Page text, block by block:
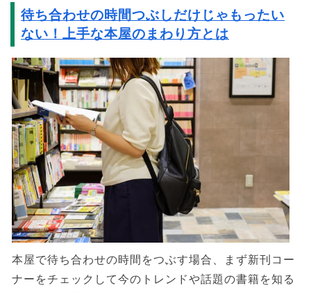
待ち合わせの時間つぶしだけじゃもったい
ない！上手な本屋のまわり方とは
本屋で待ち合わせの時間をつぶす場合、まず新刊コー
ナーをチェックして今のトレンドや話題の書籍を知る